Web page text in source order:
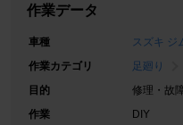
作業データ
車種
スズキ ジ
作業カテゴリ
足廻り
目的
修理・故
作業
DIY